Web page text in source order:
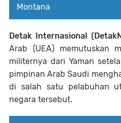
Montana
Detak Internasional
Arab (UEA) memutuskan
militernya dari Yaman
pimpinan Arab Saudi
di salah satu pelabuhan
negara tersebut.